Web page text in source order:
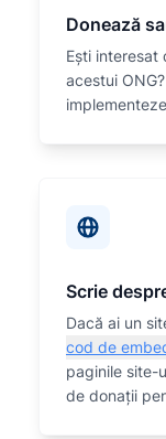
Donează
Eşti
acestui ONG?
Scrie
Dacă ai un
cod de
paginile site-
de donații